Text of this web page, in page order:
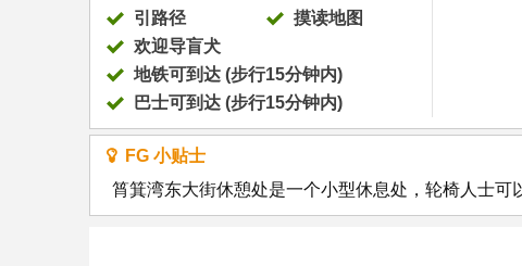
引路径
摸读地图
欢迎导盲犬
地铁可到达 (步行15分钟内)
巴士可到达 (步行15分钟内)
FG 小贴士
筲箕湾东大街休憩处是一个小型休息处，轮椅人士可